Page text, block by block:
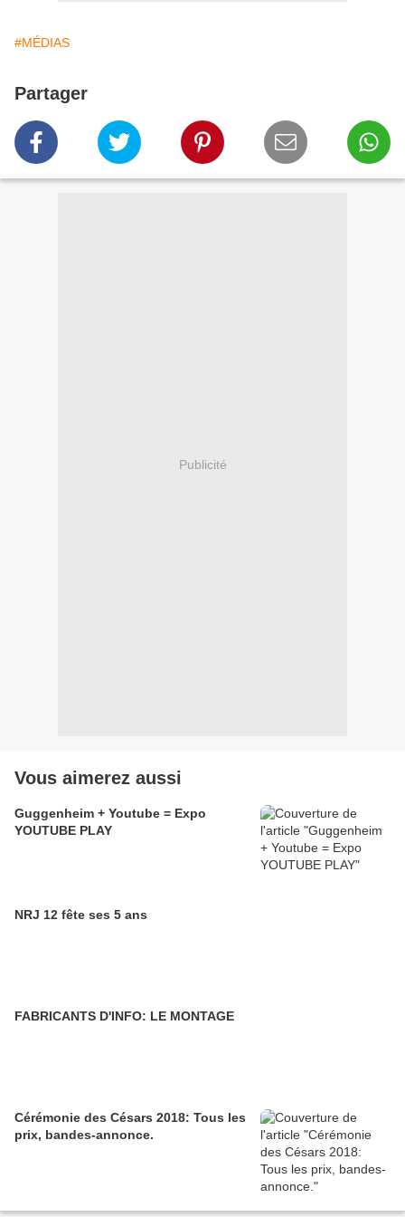
#MÉDIAS
Partager
Publicité
Vous aimerez aussi
Guggenheim + Youtube = Expo
YOUTUBE PLAY
NRJ 12 fête ses 5 ans
FABRICANTS D'INFO: LE MONTAGE
Cérémonie des Césars 2018: Tous les
prix, bandes-annonce.